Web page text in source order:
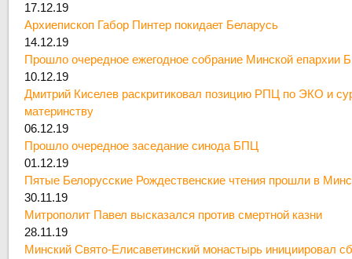
17.12.19
Архиепископ Габор Пинтер покидает Беларусь
14.12.19
Прошло очередное ежегодное собрание Минской епархии
10.12.19
Дмитрий Киселев раскритиковал позицию РПЦ по ЭКО и
материнству
06.12.19
Прошло очередное заседание синода БПЦ
01.12.19
Пятые Белорусские Рождественские чтения прошли в
30.11.19
Митрополит Павел высказался против смертной казни
28.11.19
Минский Свято-Елисаветинский монастырь инициировал